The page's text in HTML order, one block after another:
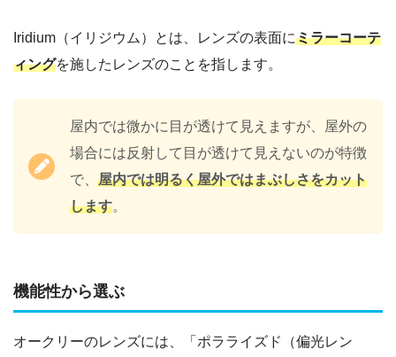
Iridium（イリジウム）とは、レンズの表面にミラーコーテ
ィングを施したレンズのことを指します。
屋内では微かに目が透けて見えますが、屋外の
場合には反射して目が透けて見えないのが特徴
で、 屋内では明るく屋外ではまぶしさをカット
します。
機能性から選ぶ
オークリーのレンズには、「ポラライズド（偏光レン